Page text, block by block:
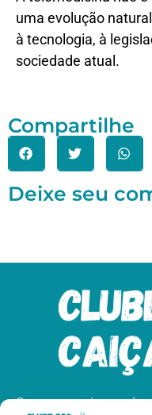
uma evolução
à tecnologia, à
sociedade atual.
Compartilhe
Deixe seu
Somos